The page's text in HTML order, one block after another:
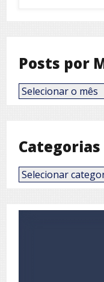
Posts por
Posts
por
Categorias
Categorias
de